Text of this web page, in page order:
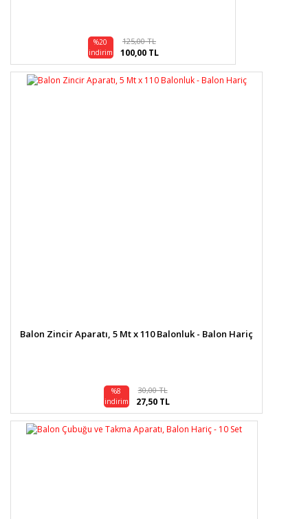
%20
indirim
125,00 TL
100,00 TL
Balon Zincir Aparatı, 5 Mt x 110 Balonluk - Balon Hariç
%8
indirim
30,00 TL
27,50 TL